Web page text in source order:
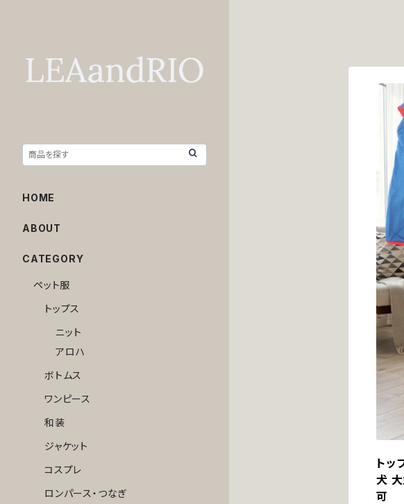
トッ
犬
可
HOME
ABOUT
CATEGORY
ペット服
トップス
ニット
アロハ
ボトムス
ワンピース
和装
ジャケット
コスプレ
ロンパース・つなぎ